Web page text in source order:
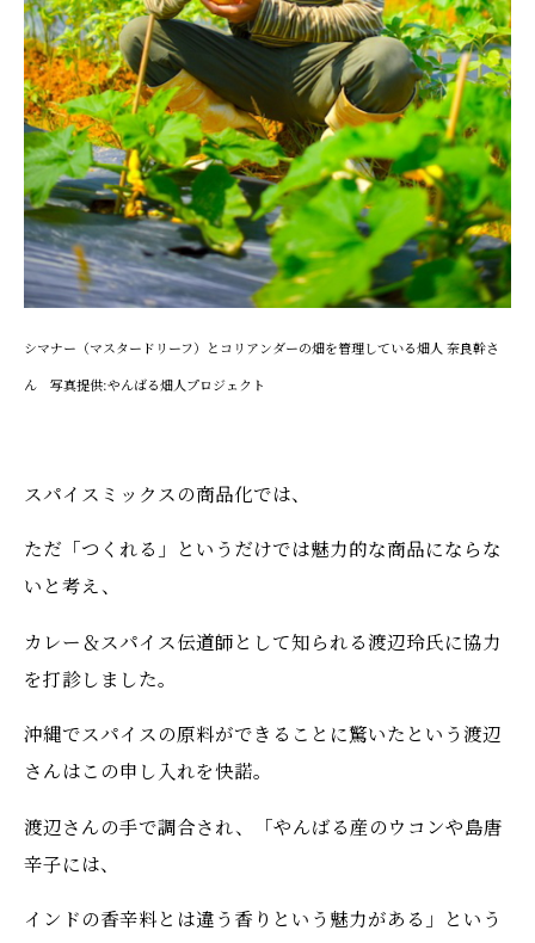
シマナー（マスタードリーフ）とコリアンダーの畑を管理している畑人 奈良幹さ
ん 写真提供:やんばる畑人プロジェクト
スパイスミックスの商品化では、
ただ「つくれる」というだけでは魅力的な商品にならな
いと考え、
カレー＆スパイス伝道師として知られる渡辺玲氏に協力
を打診しました。
沖縄でスパイスの原料ができることに驚いたという渡辺
さんはこの申し入れを快諾。
渡辺さんの手で調合され、「やんばる産のウコンや島唐
辛子には、
インドの香辛料とは違う香りという魅力がある」という